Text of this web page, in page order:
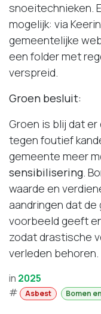
snoeitechnieken.
mogelijk: via
gemeentelijke
een folder met
verspreid.
Groen besluit:
Groen is blij dat
tegen foutief
gemeente meer
sensibilisering.
waarde en
aandringen dat
voorbeeld geeft
zodat drastische
verleden behoren.
in 2025
#
Asbest Bomen